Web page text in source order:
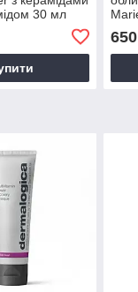
30 мл
650